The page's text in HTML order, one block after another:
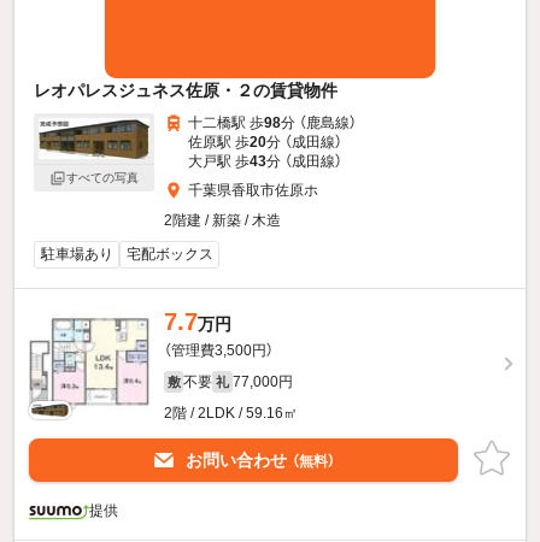
レオパレスジュネス佐原・２の賃貸物件
すべての写真
十二橋駅 歩98分 （鹿島線）
佐原駅 歩20分 （成田線）
大戸駅 歩43分 （成田線）
千葉県香取市佐原ホ
2階建 / 新築 / 木造
駐車場あり
宅配ボックス
7.7万円
（管理費3,500円）
敷 不要 礼 77,000円
2階 / 2LDK / 59.16㎡
お問い合わせ （無料）
提供